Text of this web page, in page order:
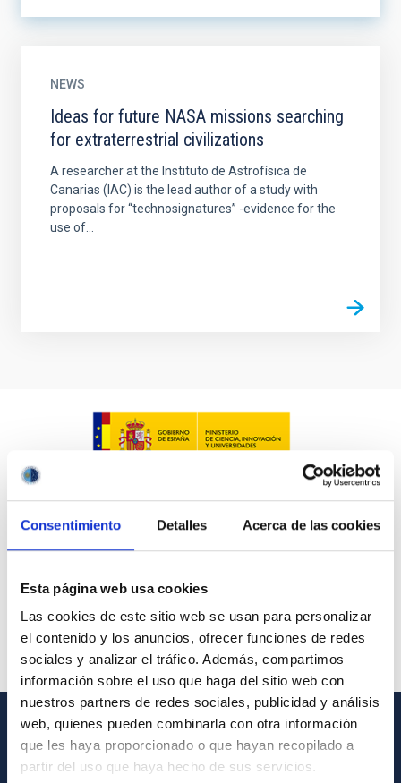
Consentimiento Detalles Acerca de las cookies
Esta página web usa cookies
Las cookies de este sitio web se usan para personalizar
el contenido y los anuncios, ofrecer funciones de redes
sociales y analizar el tráfico. Además, compartimos
información sobre el uso que haga del sitio web con
nuestros partners de redes sociales, publicidad y análisis
web, quienes pueden combinarla con otra información
que les haya proporcionado o que hayan recopilado a
partir del uso que haya hecho de sus servicios.
NEWS
Ideas for future NASA missions searching
for extraterrestrial civilizations
A researcher at the Instituto de Astrofísica de
Canarias (IAC) is the lead author of a study with
proposals for “technosignatures” -evidence for the
use of...
GENERAL INFORMATION